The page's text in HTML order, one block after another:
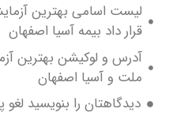
اسامی بهترین
داد بیمه آسیا اصفهان
و لوکیشن بهترین
و آسیا اصفهان
را بنویسید لغو پاسخ